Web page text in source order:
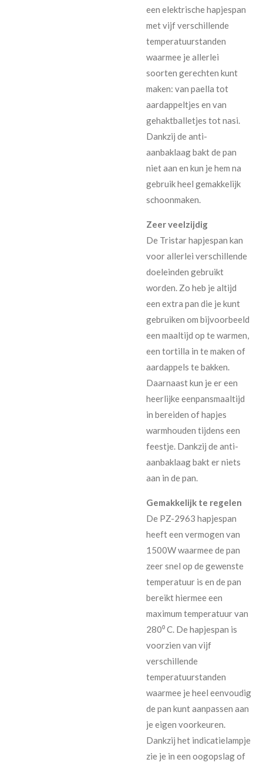
een elektrische hapjespan
met vijf verschillende
temperatuurstanden
waarmee je allerlei
soorten gerechten kunt
maken: van paella tot
aardappeltjes en van
gehaktballetjes tot nasi.
Dankzij de anti-
aanbaklaag bakt de pan
niet aan en kun je hem na
gebruik heel gemakkelijk
schoonmaken.
Zeer veelzijdig
De Tristar hapjespan kan
voor allerlei verschillende
doeleinden gebruikt
worden. Zo heb je altijd
een extra pan die je kunt
gebruiken om bijvoorbeeld
een maaltijd op te warmen,
een tortilla in te maken of
aardappels te bakken.
Daarnaast kun je er een
heerlijke eenpansmaaltijd
in bereiden of hapjes
warmhouden tijdens een
feestje. Dankzij de anti-
aanbaklaag bakt er niets
aan in de pan.
Gemakkelijk te regelen
De PZ-2963 hapjespan
heeft een vermogen van
1500W waarmee de pan
zeer snel op de gewenste
temperatuur is en de pan
bereikt hiermee een
maximum temperatuur van
280⁰ C. De hapjespan is
voorzien van vijf
verschillende
temperatuurstanden
waarmee je heel eenvoudig
de pan kunt aanpassen aan
je eigen voorkeuren.
Dankzij het indicatielampje
zie je in een oogopslag of